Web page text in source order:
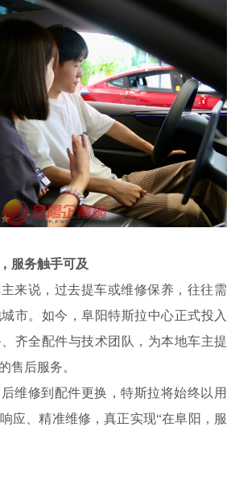
服务触手可及
来说，过去提车或维修保养，往往需
市。如今，阜阳特斯拉中心正式投入
齐全配件与技术团队，为本地车主提
售后服务。
维修到配件更换，特斯拉将始终以用
应、精准维修，真正实现“在阜阳，服